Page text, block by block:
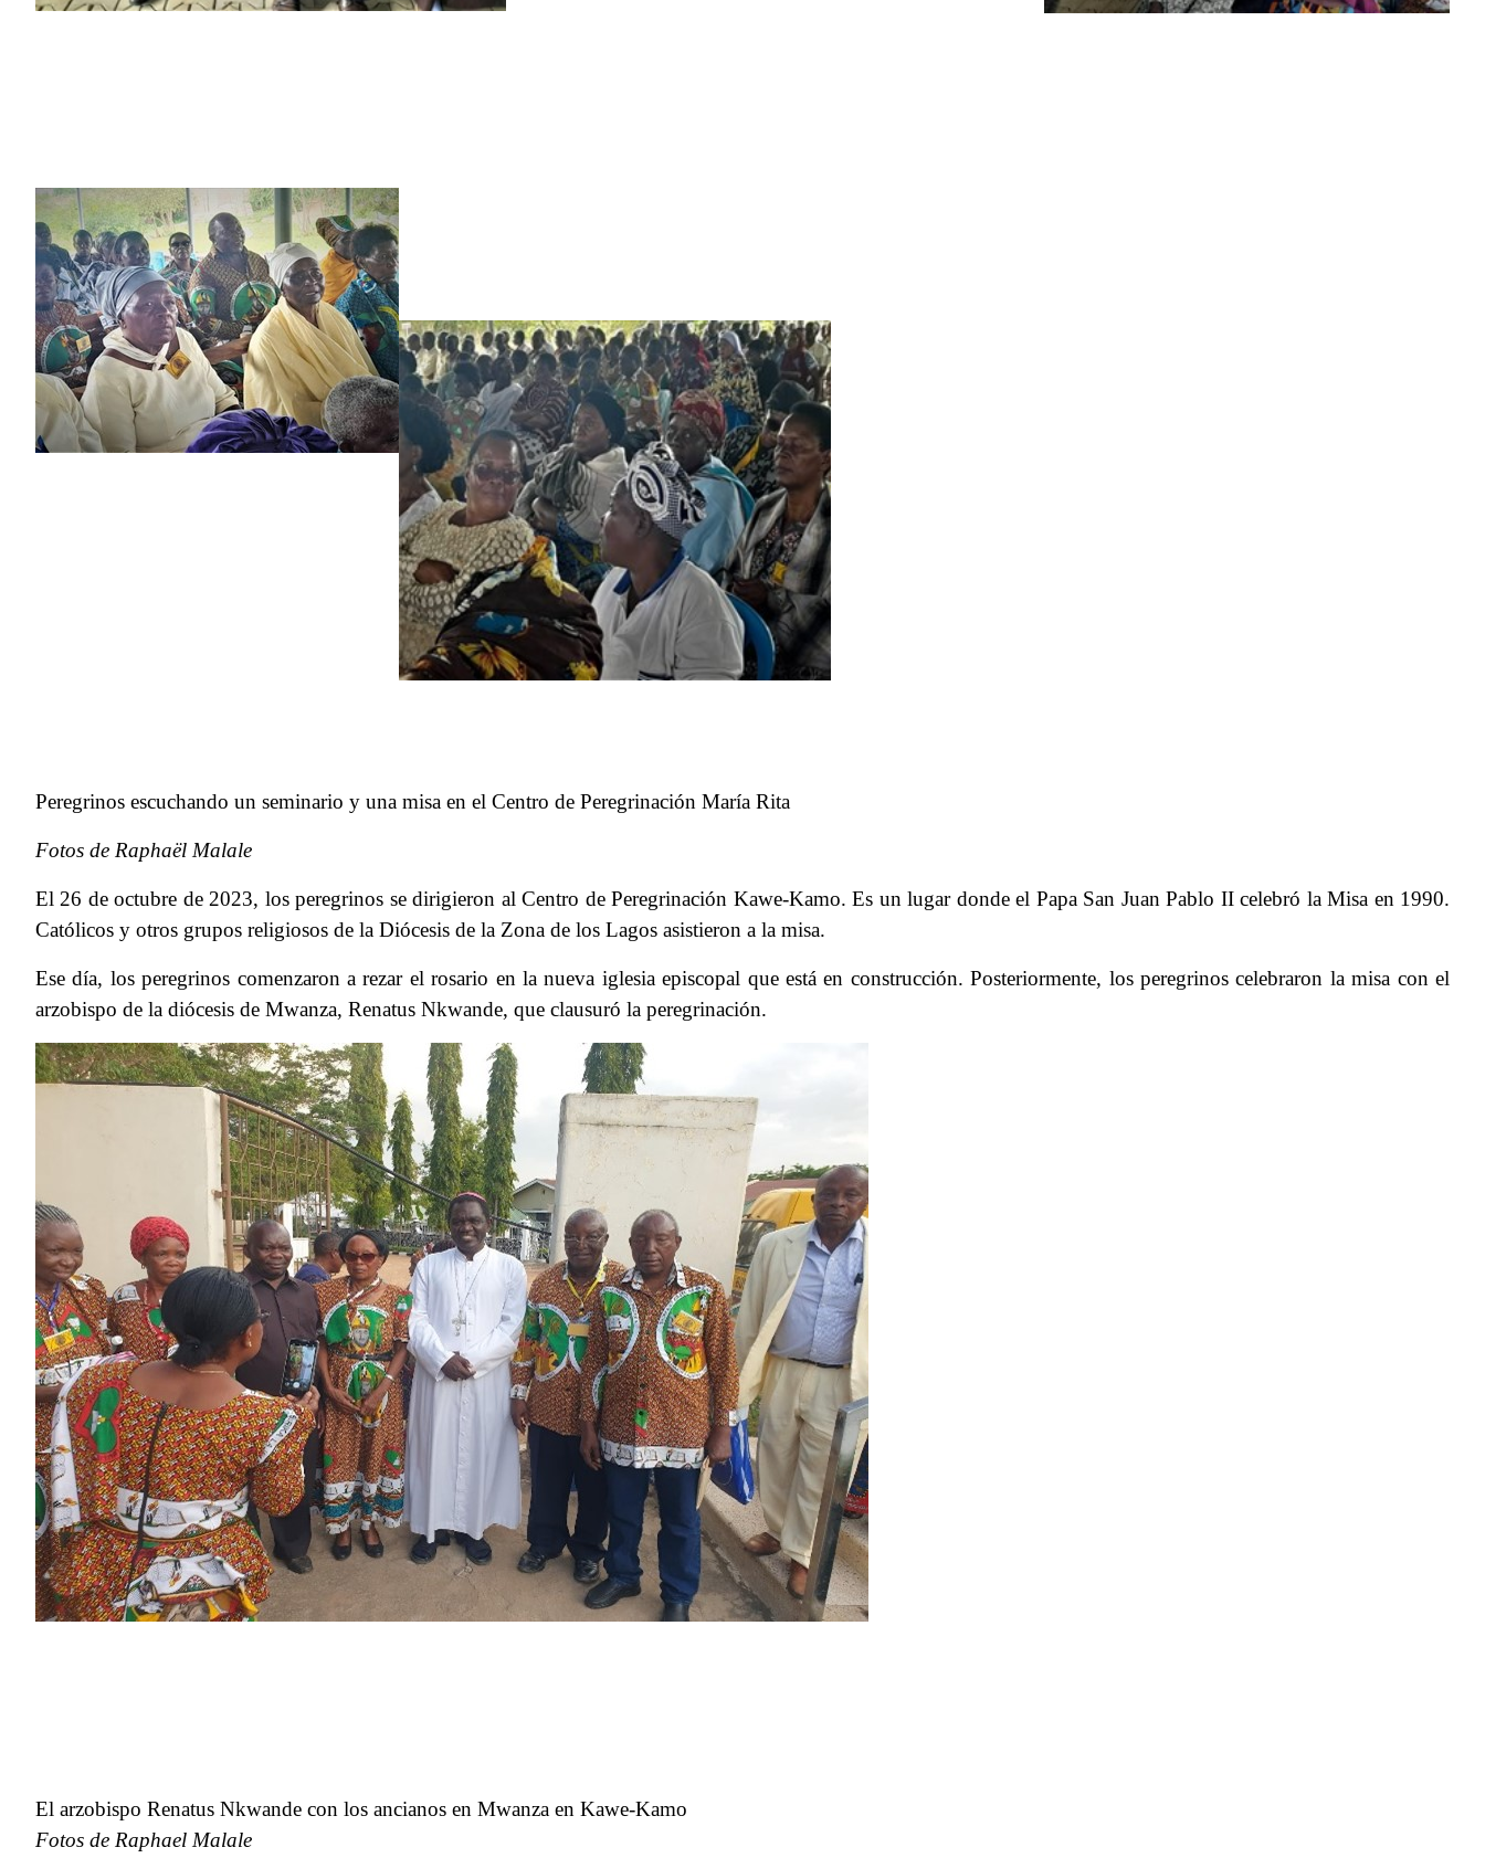
Peregrinos escuchando un seminario y una misa en el Centro de Peregrinación María Rita
Fotos de Raphaël Malale
El 26 de octubre de 2023, los peregrinos se dirigieron al Centro de Peregrinación Kawe-Kamo. Es un lugar donde el Papa San Juan Pablo II celebró la Misa en 1990.
Católicos y otros grupos religiosos de la Diócesis de la Zona de los Lagos asistieron a la misa.
Ese día, los peregrinos comenzaron a rezar el rosario en la nueva iglesia episcopal que está en construcción. Posteriormente, los peregrinos celebraron la misa con el
arzobispo de la diócesis de Mwanza, Renatus Nkwande, que clausuró la peregrinación.
El arzobispo Renatus Nkwande con los ancianos en Mwanza en Kawe-Kamo
Fotos de Raphael Malale